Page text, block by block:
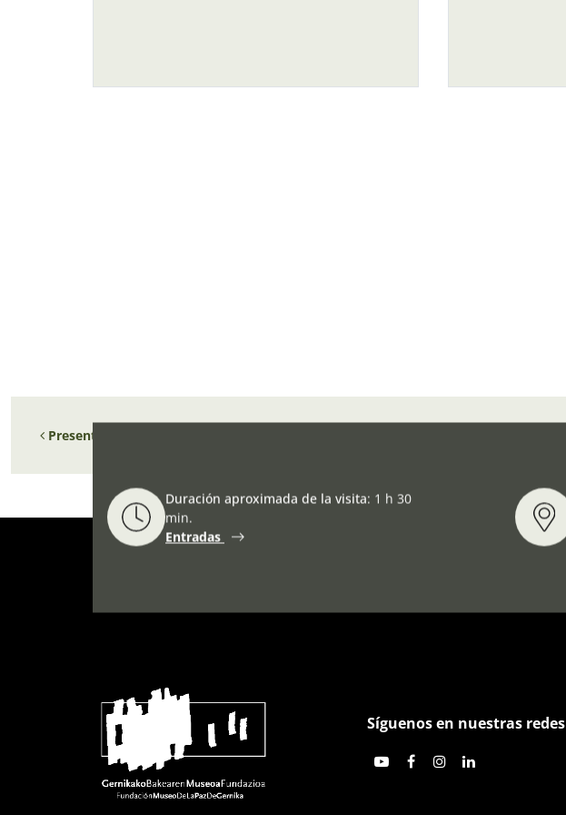
Navegación de entradas
Presentación del libro en la Feria de Durango:
Duración aproximada de la visita: 1 h 30
min.
Entradas
Síguenos en nuestras redes